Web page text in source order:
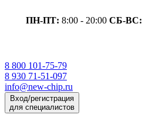
ПН-ПТ: 8:00 - 20:00 СБ-ВС:
8 800 101-75-79
8 930 71-51-097
info@new-chip.ru
Вход/регистрация
для специалистов